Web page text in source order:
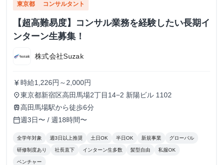
東京都 コンサルタント
【超高難易度】コンサル業務を経験したい長期イ
ンターン生募集！
株式会社Suzak
currency_yen 時給1,226円～2,000円
place東京都新宿区高田馬場2丁目14−2 新陽ビル 1102
train高田馬場駅から徒歩6分
calendar_today週3日〜 / 週18時間〜
全学年対象 週3日以上推奨 土日OK 半日OK 新規事業 グローバル
研修制度あり 社長直下 インターン生多数 髪型自由 私服OK
ベンチャー